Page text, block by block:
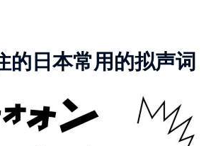
的日本常用的拟声词